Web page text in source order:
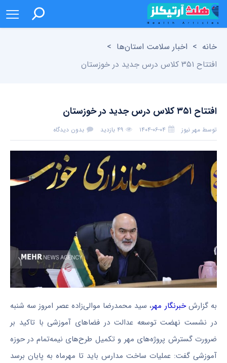
خانه > اخبار سلامت استان‌ها >
افتتاح ۳۵۱ کلاس درس جدید در خوزستان
افتتاح ۳۵۱ کلاس درس جدید در خوزستان
توسط مهر نیوز ۱۴۰۴-۰۶-۰۴ ۴۹ بازدید بدون دیدگاه
به گزارشخبرنگار مهر، سید محمدرضا موالی‌زاده عصر امروز سه شنبه
در نشست نهضت توسعه عدالت در فضاهای آموزشی با تاکید بر
ضرورت گسترش پروژه‌های مهر و تکمیل طرح‌های نیمه‌تمام در حوزه
آموزشی گفت: عملیات ساخت مدارس باید تا مهرماه به پایان برسد